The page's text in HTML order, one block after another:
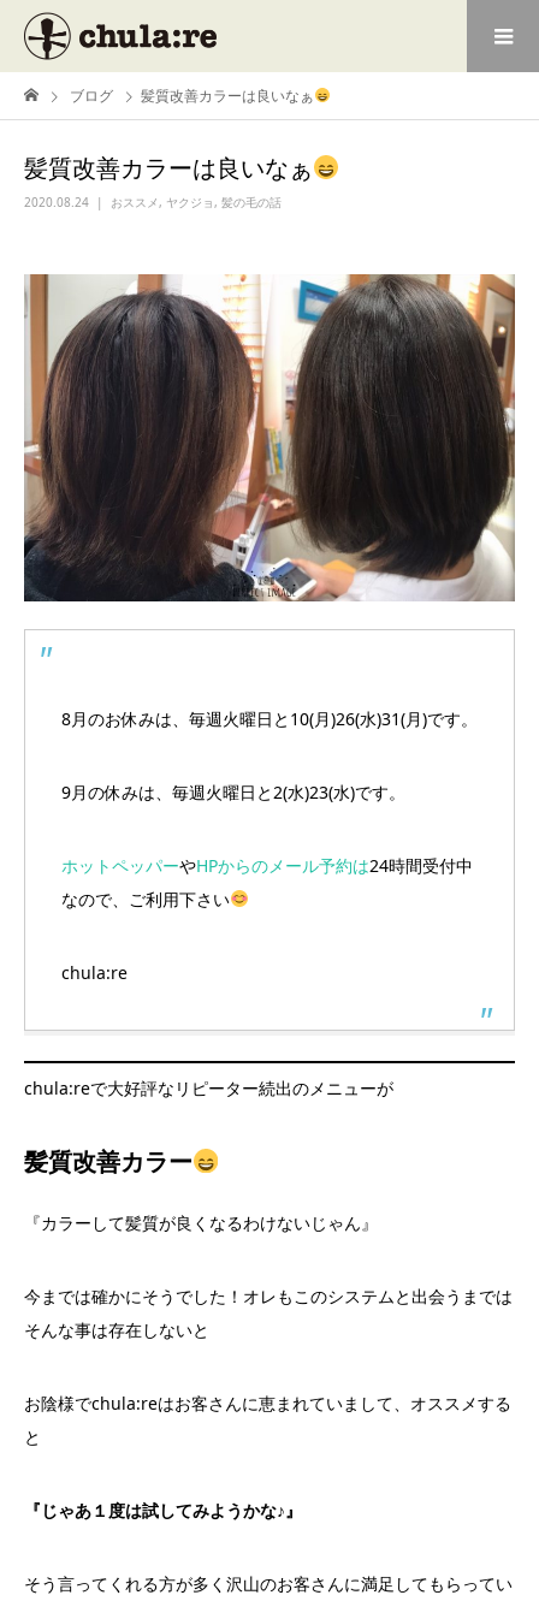
ブログ 髪質改善カラーは良いなぁ
髪質改善カラーは良いなぁ
2020.08.24 おススメ, ヤクジョ, 髪の毛の話
8月のお休みは、毎週火曜日と10(月)26(水)31(月)です。
9月の休みは、毎週火曜日と2(水)23(水)です。
ホットペッパーやHPからのメール予約は24時間受付中
なので、ご利用下さい
chula:re
chula:reで大好評なリピーター続出のメニューが
髪質改善カラー
『カラーして髪質が良くなるわけないじゃん』
今までは確かにそうでした！オレもこのシステムと出会うまでは
そんな事は存在しないと
お陰様でchula:reはお客さんに恵まれていまして、オススメする
と
『じゃあ１度は試してみようかな♪』
そう言ってくれる方が多く沢山のお客さんに満足してもらってい